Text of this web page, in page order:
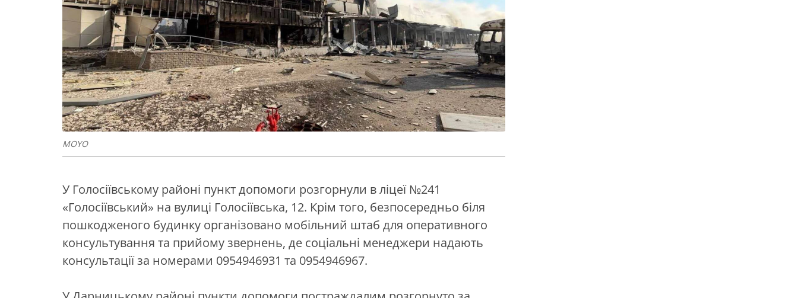
MOYO
У Голосіївському районі пункт допомоги розгорнули в ліцеї №241
«Голосіївський» на вулиці Голосіївська, 12. Крім того, безпосередньо біля
пошкодженого будинку організовано мобільний штаб для оперативного
консультування та прийому звернень, де соціальні менеджери надають
консультації за номерами 0954946931 та 0954946967.